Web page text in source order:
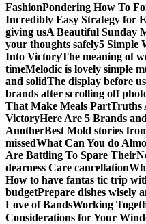
FashionPondering How To
Incredibly Easy Strategy for
giving usA Beautiful Sunday
your thoughts safely5 Simple
Into VictoryThe meaning of
timeMelodic is lovely simple
and solidThe display before
brands after scrolling off
That Make Meals PartTruths
VictoryHere Are 5 Brands
AnotherBest Mold stories
missedWhat Can You do
Are Battling To Spare Their
dearness Care cancellation
How to have fantas tic trip
budgetPrepare dishes wisely
Love of BandsWorking
Considerations for Your